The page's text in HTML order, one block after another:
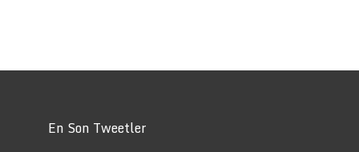
En Son Tweetler